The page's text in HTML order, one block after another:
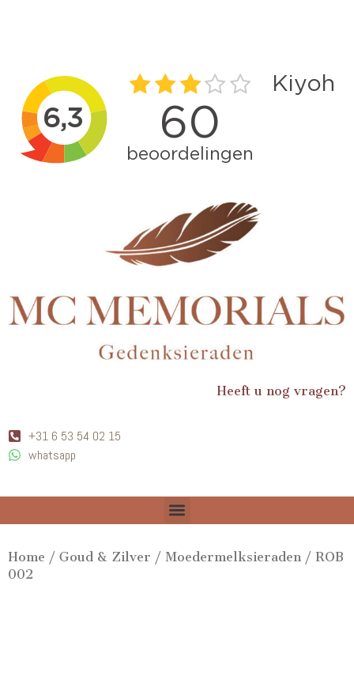
Heeft u nog vragen?
+31 6 53 54 02 15
whatsapp
Home / Goud & Zilver / Moedermelksieraden / ROB
002